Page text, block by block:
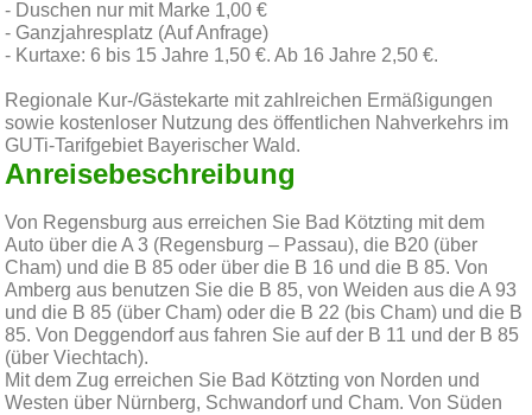
- Duschen nur mit Marke 1,00 €
- Ganzjahresplatz (Auf Anfrage)
- Kurtaxe: 6 bis 15 Jahre 1,50 €. Ab 16 Jahre 2,50 €.
Regionale Kur-/Gästekarte mit zahlreichen Ermäßigungen
sowie kostenloser Nutzung des öffentlichen Nahverkehrs im
GUTi-Tarifgebiet Bayerischer Wald.
Anreisebeschreibung
Von Regensburg aus erreichen Sie Bad Kötzting mit dem
Auto über die A 3 (Regensburg – Passau), die B20 (über
Cham) und die B 85 oder über die B 16 und die B 85. Von
Amberg aus benutzen Sie die B 85, von Weiden aus die A 93
und die B 85 (über Cham) oder die B 22 (bis Cham) und die B
85. Von Deggendorf aus fahren Sie auf der B 11 und der B 85
(über Viechtach).
Mit dem Zug erreichen Sie Bad Kötzting von Norden und
Westen über Nürnberg, Schwandorf und Cham. Von Süden